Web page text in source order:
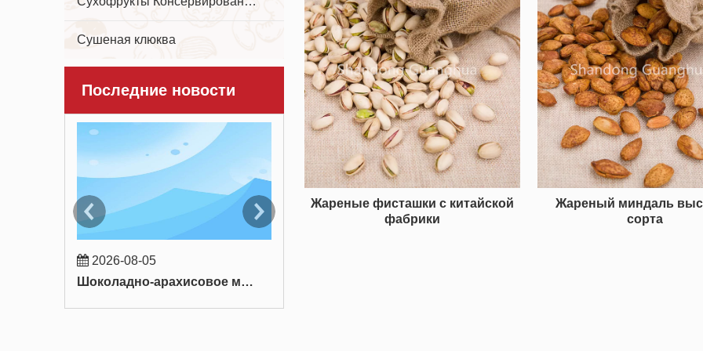
Сушеная клюква
Последние новости
2026-08-05
Шоколадно-арахисовое мороженое
Жареные фисташки с китайской
фабрики
Жареный миндаль
сорта